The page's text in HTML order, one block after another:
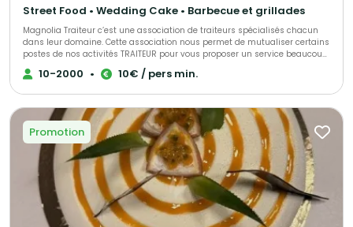
Street Food • Wedding Cake • Barbecue et grillades
Magnolia Traiteur c’est une association de traiteurs spécialisés chacun
dans leur domaine. Cette association nous permet de mutualiser certains
postes de nos activités TRAITEUR pour vous proposer un service beaucoup
plus performant à tous les niveaux, LES AVANTAGES pour mieux vous
servir : - Un standard commun pour une réponse immédiate à vos
nous vous enverrons. - Une qualité de produits irréprochables (consulter
les centaines d’avis de nos clients sur Magnolia Traiteur) - Les achats de
matières premières de base mutualisées pour des coûts optimisés sur
nos devis - Des frais de publicité partagés pour descendre nos charges
fixes et vous proposer les meilleurs tarifs. - Une offre plus large avec un
seul interlocuteur « Magnolia Traiteur» - Des devis complet avec grâce à
nos partenaires « complémentaires » et spécialistes de l’événementiel,
avec toutes les options en complément que vous désirerez comme : Un
lieu, du matériel de location, de la sonorisation, du personnel de service,
un DJ, un photobooth, une location de verre, des jeux de lumières, etc… - Et
10-2000 • 10€ / pers min.
Promotion